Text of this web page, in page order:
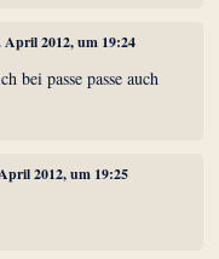
April 2012, um 19:24
bei passe passe auch
2012, um 19:25